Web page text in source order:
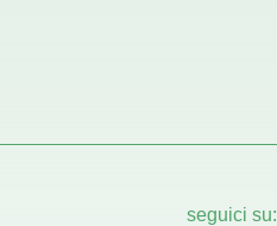
seguici su: